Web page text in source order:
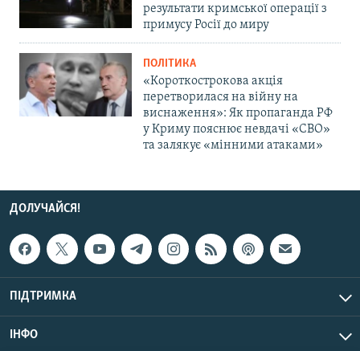
результати кримської операції з
примусу Росії до миру
ПОЛІТИКА
«Короткострокова акція
перетворилася на війну на
виснаження»: Як пропаганда РФ
у Криму пояснює невдачі «СВО»
та залякує «мінними атаками»
ДОЛУЧАЙСЯ!
ПІДТРИМКА
ІНФО